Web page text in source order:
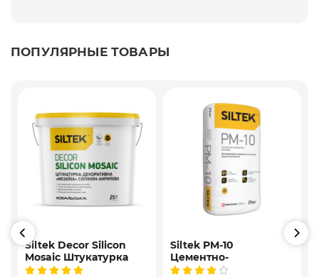
ПОПУЛЯРНЫЕ ТОВАРЫ
Siltek Decor Silicon
Mosaic Штукатурка
мозаичная
Siltek PM-10
Цементно-
известковая